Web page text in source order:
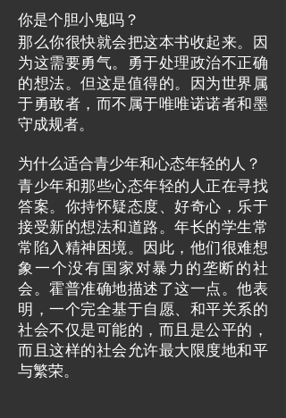
你是个胆小鬼吗？
那么你很快就会把这本书收起来。因
为这需要勇气。勇于处理政治不正确
的想法。但这是值得的。因为世界属
于勇敢者，而不属于唯唯诺诺者和墨
守成规者。
为什么适合青少年和心态年轻的人？
青少年和那些心态年轻的人正在寻找
答案。你持怀疑态度、好奇心，乐于
接受新的想法和道路。年长的学生常
常陷入精神困境。因此，他们很难想
象一个没有国家对暴力的垄断的社
会。霍普准确地描述了这一点。他表
明，一个完全基于自愿、和平关系的
社会不仅是可能的，而且是公平的，
而且这样的社会允许最大限度地和平
与繁荣。